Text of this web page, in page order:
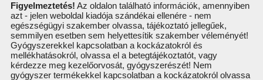
Figyelmeztetés! Az oldalon található információk, amennyiben
azt - jelen weboldal kiadója szándékai ellenére - nem
egészségügyi szakember olvassa, tájékoztató jellegűek,
semmilyen esetben sem helyettesítik szakember véleményét!
Gyógyszerekkel kapcsolatban a kockázatokról és
mellékhatásokról, olvassa el a betegtájékoztatót, vagy
kérdezze meg kezelőorvosát, gyógyszerészét! Nem
gyógyszer termékekkel kapcsolatban a kockázatokról olvassa